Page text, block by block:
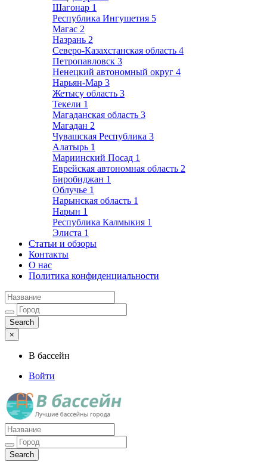
Шагонар 1
Республика Ингушетия 5
Магас 2
Назрань 2
Северо-Казахстанская область 4
Петропавловск 3
Ненецкий автономный округ 4
Нарьян-Мар 3
Жетысу область 3
Текели 1
Магаданская область 3
Магадан 2
Чувашская Республика 3
Алатырь 1
Мариинский Посад 1
Еврейская автономная область 2
Биробиджан 1
Облучье 1
Нарынская область 1
Нарын 1
Республика Калмыкия 1
Элиста 1
Статьи и обзоры
Контакты
О нас
Политика конфиденциальности
×
В бассейн
Войти
Лучшие бассейны города